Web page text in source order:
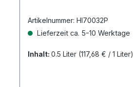
Artikelnummer: HI70032P
Lieferzeit ca. 5-10 Werktage
Inhalt: 0.5 Liter (117,68 € / 1 Liter)